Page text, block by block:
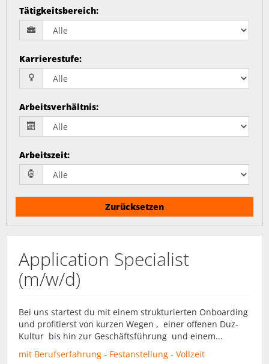
Tätigkeitsbereich:
Karrierestufe:
Arbeitsverhältnis:
Arbeitszeit:
Zurücksetzen
Application Specialist
(m/w/d)
Bei uns startest du mit einem strukturierten Onboarding
und profitierst von kurzen Wegen , einer offenen Duz-
Kultur bis hin zur Geschäftsführung und einem...
mit Berufserfahrung - Festanstellung - Vollzeit